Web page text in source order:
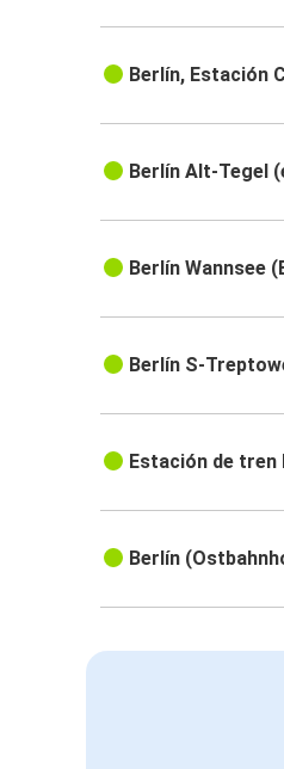
Berlín, Estación
Berlín Alt-Tegel
Berlín Wannsee
Berlín S-
Estación de tren
Berlín